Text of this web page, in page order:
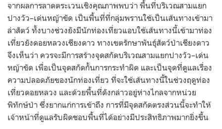
จากผลการลาดตระเวนเชิงคุณภาพพบว่า พื้นที่บริเวณสามแยก
ปางวัว–เด่นหญ้าขัด เป็นพื้นที่ที่กลุ่มพรานใช้เป็นเส้นทางเข้ามา
ล่าสัตว์ ทั้งบางช่วงยังมีนักท่องเที่ยวแอบใช้เส้นทางนี้เข้ามาท่อง
เที่ยวยังดอยหลวงเชียงดาว ทางเขตรักษาพันธุ์สัตว์ป่าเชียงดาว
จึงเห็นว่า ควรจะมีการสร้างจุดสกัดบริเวณสามแยกปางวัว–เด่น
หญ้าขัด เพื่อเป็นจุดสกัดกั้นการกระทำผิด และเป็นจุดที่ดูแลเรื่อง
ความปลอดภัยของนักท่องเที่ยว ที่จะใช้เส้นทางนี้ในช่วงฤดูท่อง
เที่ยวดอยหลวง และด้วยพื้นที่ดังกล่าวอยู่ห่างไกลจากหน่วย
พิทักษ์ป่า ซึ่งยากแก่การเข้าถึง การที่มีจุดสกัดตรงส่วนนี้จะทำให้
เจ้าหน้าที่ดูแลรับผิดชอบพื้นที่ได้อย่างมีประสิทธิภาพมากยิ่งขึ้น